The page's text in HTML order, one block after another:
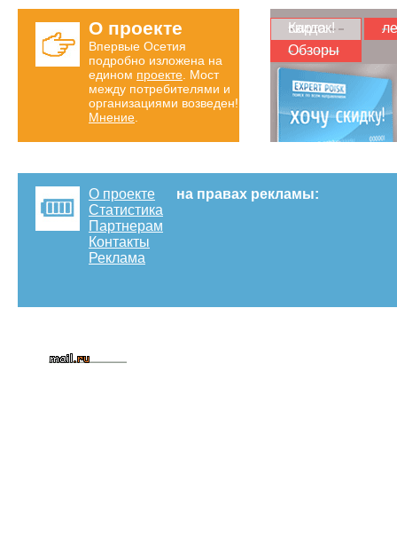
О проекте
Впервые Осетия
подробно изложена на
едином проекте . Мост
между потребителями и
организациями возведен!
Мнение
Карта скидок!
Обзоры
О проекте
Статистика
Партнерам
Контакты
Реклама
на правах рекламы: